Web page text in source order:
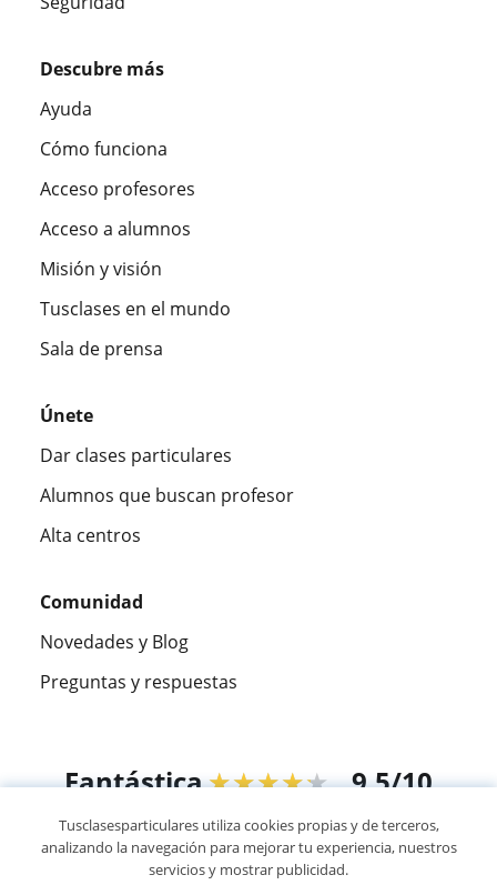
Descubre más
Ayuda
Cómo funciona
Acceso profesores
Acceso a alumnos
Misión y visión
Tusclases en el mundo
Sala de prensa
Únete
Dar clases particulares
Alumnos que buscan profesor
Alta centros
Comunidad
Novedades y Blog
Preguntas y respuestas
Fantástica★★★★★ 9,5/10
305915opiniones de alumnos
Tusclasesparticulares utiliza cookies propias y de terceros,
analizando la navegación para mejorar tu experiencia, nuestros
servicios y mostrar publicidad.